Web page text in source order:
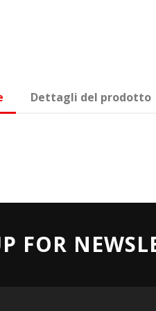
Dettagli del prodotto
FOR